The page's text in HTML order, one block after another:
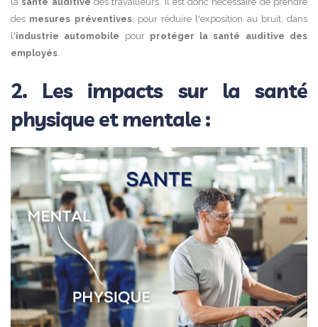
des mesures préventives, pour réduire l'exposition au bruit, dans
l'industrie automobile pour protéger la santé auditive des
employés.
2. Les impacts sur la santé
physique et mentale :